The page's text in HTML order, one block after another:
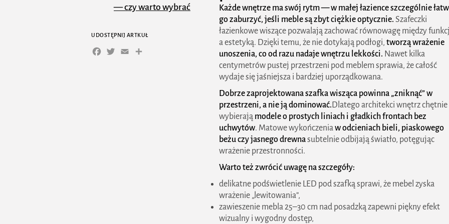
Każde wnętrze ma swój rytm — w małej łazience szczególnie
go zaburzyć, jeśli meble są zbyt ciężkie optycznie. Szafeczki
łazienkowe wiszące pozwalają zachować równowagę między
a estetyką. Dzięki temu, że nie dotykają podłogi, tworzą wrażenie
unoszenia, co od razu nadaje wnętrzu lekkości. Nawet kilka
centymetrów pustej przestrzeni pod meblem sprawia, że całość
wydaje się jaśniejsza i bardziej uporządkowana.
Dobrze zaprojektowana szafka wisząca powinna „zniknąć” w
przestrzeni, a nie ją dominować. Dlatego architekci wnętrz chętnie
wybierają modele o prostych liniach i gładkich frontach bez
uchwytów. Matowe wykończeniaw odcieniach bieli, piaskowego
beżu czy jasnego drewnasubtelnie odbijają światło, potęgując
wrażenie przestronności.
Warto też zwrócić uwagę na szczegóły:
delikatne podświetlenie LED pod szafką sprawi, że mebel zyska
wrażenie „lewitowania”,
zawieszenie mebla 25–30 cm nad posadzką zapewni piękny efekt
wizualny i wygodny dostęp,
— czy warto wybrać
łazienki?
Subtelny loft —
UDOSTĘPNIJ ARTKUŁ
Facebook
Twitter
EmailShare